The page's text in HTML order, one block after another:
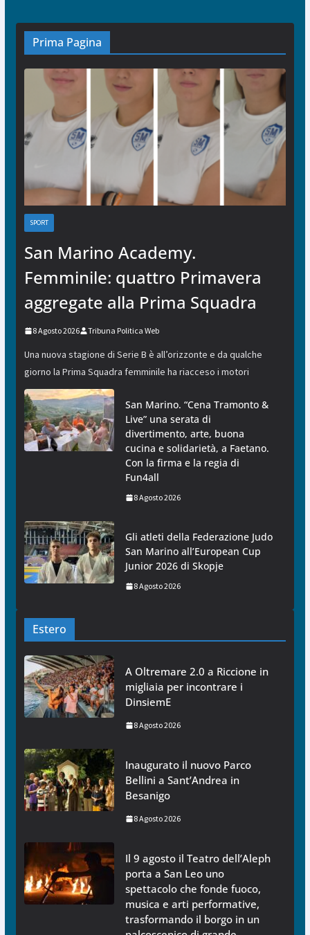
Prima Pagina
SPORT
San Marino Academy.
Femminile: quattro Primavera
aggregate alla Prima Squadra
8 Agosto 2026 Tribuna Politica Web
Una nuova stagione di Serie B è all’orizzonte e da qualche
giorno la Prima Squadra femminile ha riacceso i motori
San Marino. “Cena Tramonto &
Live” una serata di
divertimento, arte, buona
cucina e solidarietà, a Faetano.
Con la firma e la regia di
Fun4all
8 Agosto 2026
Gli atleti della Federazione Judo
San Marino all’European Cup
Junior 2026 di Skopje
8 Agosto 2026
Estero
A Oltremare 2.0 a Riccione in
migliaia per incontrare i
DinsiemE
8 Agosto 2026
Inaugurato il nuovo Parco
Bellini a Sant’Andrea in
Besanigo
8 Agosto 2026
Il 9 agosto il Teatro dell’Aleph
porta a San Leo uno
spettacolo che fonde fuoco,
musica e arti performative,
trasformando il borgo in un